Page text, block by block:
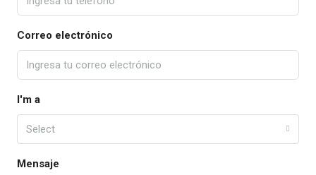
Correo electrónico
I'm a
Select
Mensaje